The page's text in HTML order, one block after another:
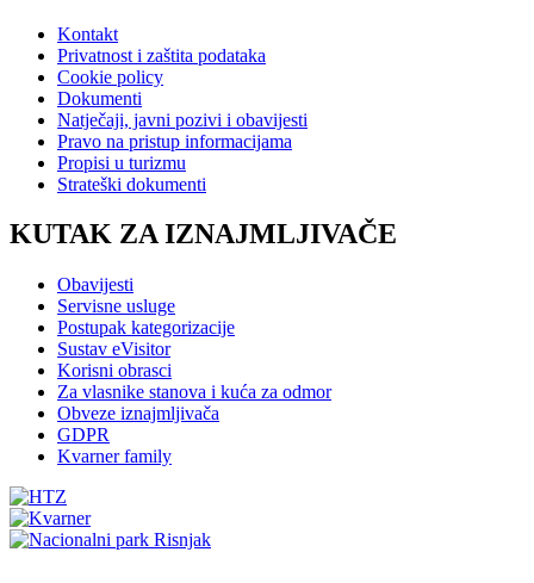
Kontakt
Privatnost i zaštita podataka
Cookie policy
Dokumenti
Natječaji, javni pozivi i obavijesti
Pravo na pristup informacijama
Propisi u turizmu
Strateški dokumenti
KUTAK ZA IZNAJMLJIVAČE
Obavijesti
Servisne usluge
Postupak kategorizacije
Sustav eVisitor
Korisni obrasci
Za vlasnike stanova i kuća za odmor
Obveze iznajmljivača
GDPR
Kvarner family